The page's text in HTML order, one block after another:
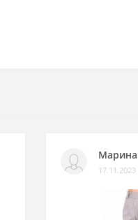
Марина
17.11.2023